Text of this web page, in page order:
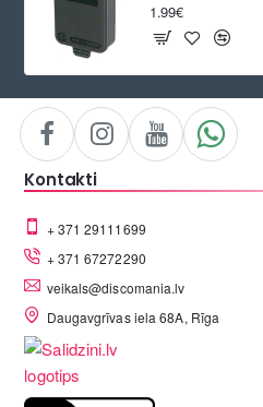
1.99€
Kontakti
+ 371 29111699
+ 371 67272290
veikals@discomania.lv
Daugavgrīvas iela 68A, Rīga